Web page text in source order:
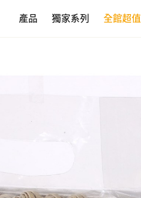
產品 獨家系列 全館超